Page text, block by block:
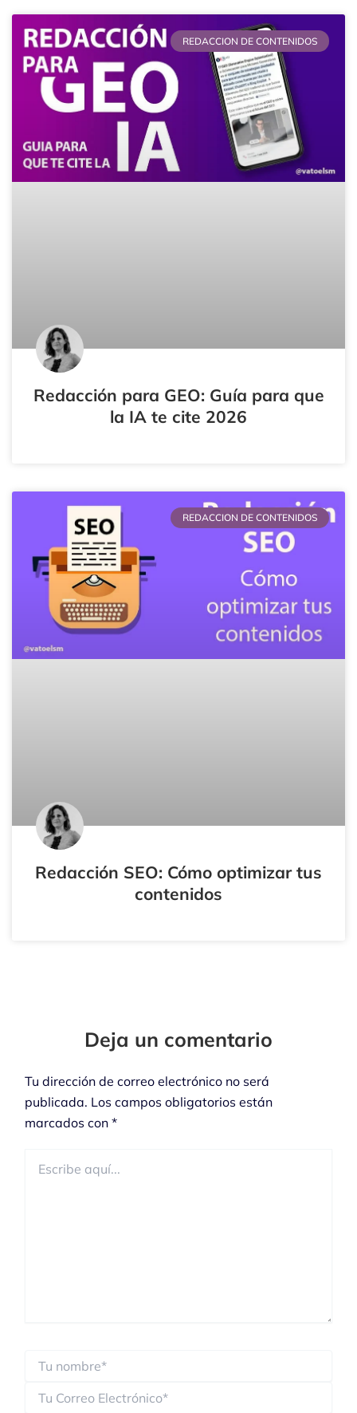
REDACCION DE CONTENIDOS
Redacción para GEO: Guía para que
la IA te cite 2026
REDACCION DE CONTENIDOS
Redacción SEO: Cómo optimizar tus
contenidos
Deja un comentario
Tu dirección de correo electrónico no será
publicada. Los campos obligatorios están
marcados con *
aquí...